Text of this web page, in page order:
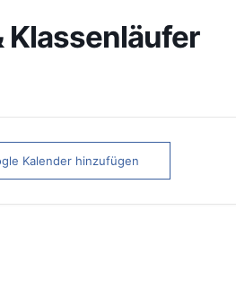
Klassenläufer
Kalender hinzufügen